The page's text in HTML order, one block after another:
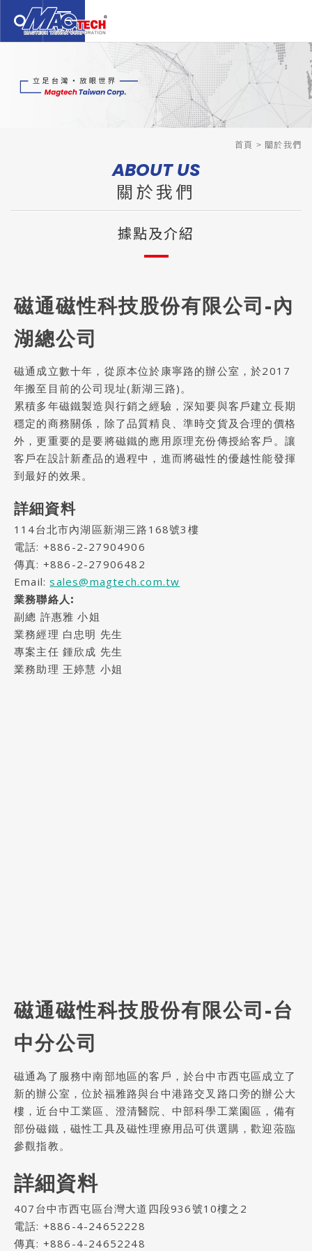
首頁 關於我們
ABOUT US
關於我們
據點及介紹
磁通磁性科技股份有限公司-內
湖總公司
磁通成立數十年，從原本位於康寧路的辦公室，於2017
年搬至目前的公司現址(新湖三路)。
累積多年磁鐵製造與行銷之經驗，深知要與客戶建立長期
穩定的商務關係，除了品質精良、準時交貨及合理的價格
外，更重要的是要將磁鐵的應用原理充份傳授給客戶。讓
客戶在設計新產品的過程中，進而將磁性的優越性能發揮
到最好的效果。
詳細資料
114台北市內湖區新湖三路168號3樓
電話: +886-2-27904906
傳真: +886-2-27906482
Email:sales@magtech.com.tw
業務聯絡人:
副總 許惠雅 小姐
業務經理 白忠明 先生
專案主任 鍾欣成 先生
業務助理 王婷慧 小姐
磁通磁性科技股份有限公司-台
中分公司
磁通為了服務中南部地區的客戶，於台中市西屯區成立了
新的辦公室，位於福雅路與台中港路交叉路口旁的辦公大
樓，近台中工業區、澄清醫院、中部科學工業園區，備有
部份磁鐵，磁性工具及磁性理療用品可供選購，歡迎蒞臨
參觀指教。
詳細資料
407台中市西屯區台灣大道四段936號10樓之2
電話: +886-4-24652228
傳真: +886-4-24652248
English 日本語
ABOUT US關於我們
技術支援
聯絡我們
DISCLAIMER 免責聲明